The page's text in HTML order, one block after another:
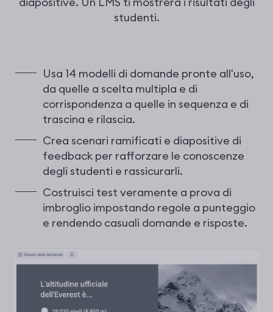
studenti.
Usa 14 modelli di domande pronte all'uso,
da quelle a scelta multipla e di
corrispondenza a quelle in sequenza e di
trascina e rilascia.
Crea scenari ramificati e diapositive di
feedback per rafforzare le conoscenze
degli studenti e rassicurarli.
Costruisci test veramente a prova di
imbroglio impostando regole a punteggio
e rendendo casuali domande e risposte.